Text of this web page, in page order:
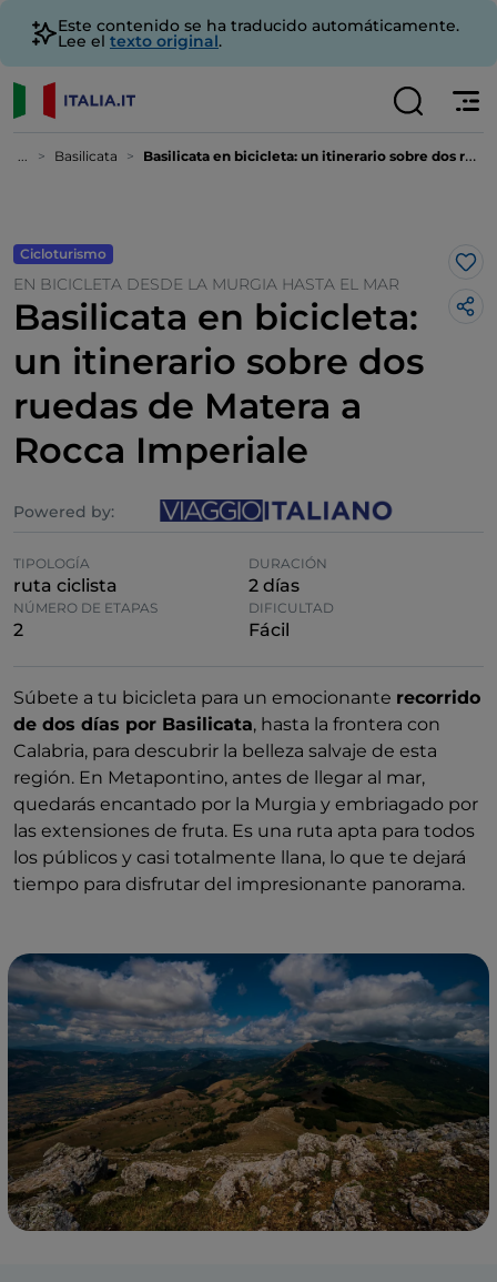
Este contenido se ha traducido automáticamente.
Lee el texto original.
... Basilicata Basilicata en bicicleta: un itinerario sobre dos ruedas de Matera a Rocca Imperiale
Cicloturismo
EN BICICLETA DESDE LA MURGIA HASTA EL MAR
Basilicata en bicicleta:
un itinerario sobre dos
ruedas de Matera a
Rocca Imperiale
Powered by:
TIPOLOGÍA
ruta ciclista
DURACIÓN
2 días
NÚMERO DE ETAPAS
2
DIFICULTAD
Fácil
Súbete a tu bicicleta para un emocionante recorrido
de dos días por Basilicata, hasta la frontera con
Calabria, para descubrir la belleza salvaje de esta
región. En Metapontino, antes de llegar al mar,
quedarás encantado por la Murgia y embriagado por
las extensiones de fruta. Es una ruta apta para todos
los públicos y casi totalmente llana, lo que te dejará
tiempo para disfrutar del impresionante panorama.
Me